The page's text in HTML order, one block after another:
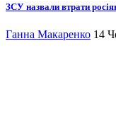
ЗСУ назвали втрати
Ганна Макаренко 14